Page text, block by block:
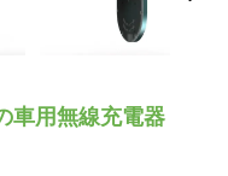
車用無線充電器